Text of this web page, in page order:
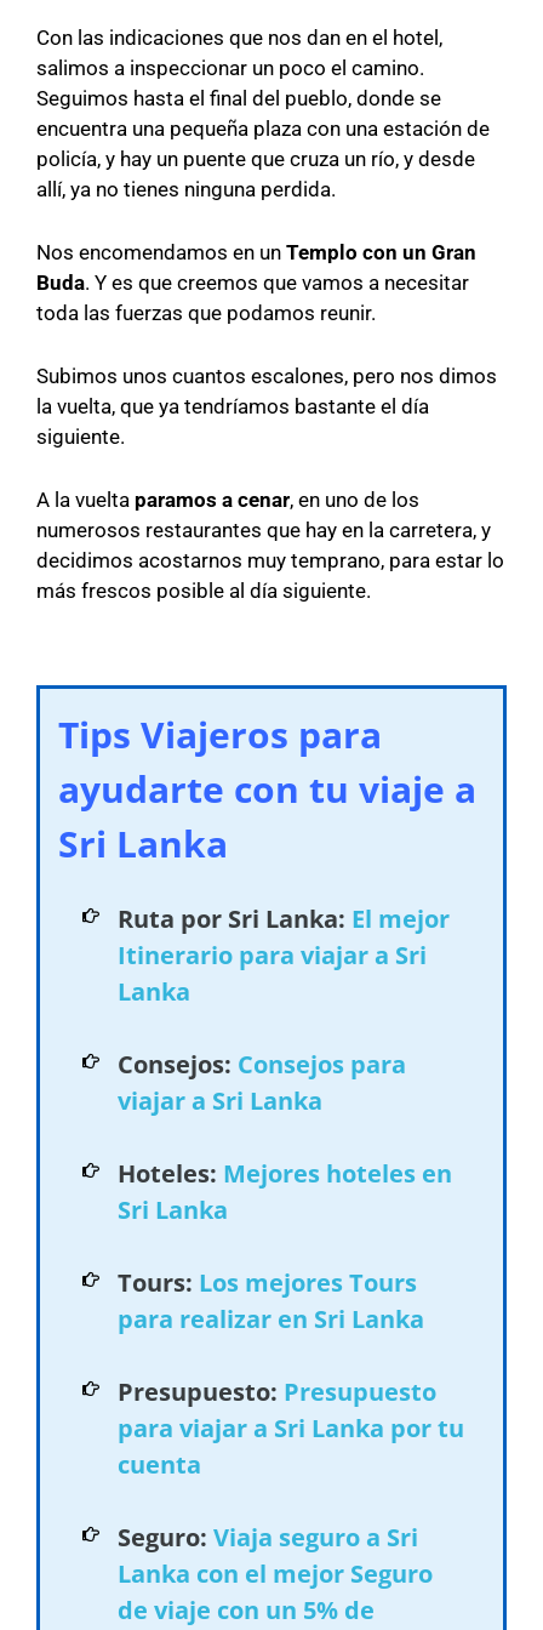
Con las indicaciones que nos dan en el hotel,
salimos a inspeccionar un poco el camino.
Seguimos hasta el final del pueblo, donde se
encuentra una pequeña plaza con una estación de
policía, y hay un puente que cruza un río, y desde
allí, ya no tienes ninguna perdida.
Nos encomendamos en un Templo con un Gran
Buda. Y es que creemos que vamos a necesitar
toda las fuerzas que podamos reunir.
Subimos unos cuantos escalones, pero nos dimos
la vuelta, que ya tendríamos bastante el día
siguiente.
A la vuelta paramos a cenar, en uno de los
numerosos restaurantes que hay en la carretera, y
decidimos acostarnos muy temprano, para estar lo
más frescos posible al día siguiente.
Tips Viajeros para
ayudarte con tu viaje a
Sri Lanka
Ruta por Sri Lanka: El mejor
Itinerario para viajar a Sri
Lanka
Consejos: Consejos para
viajar a Sri Lanka
Hoteles: Mejores hoteles en
Sri Lanka
Tours: Los mejores Tours
para realizar en Sri Lanka
Presupuesto: Presupuesto
para viajar a Sri Lanka por tu
cuenta
Seguro: Viaja seguro a Sri
Lanka con el mejor Seguro
de viaje con un 5% de